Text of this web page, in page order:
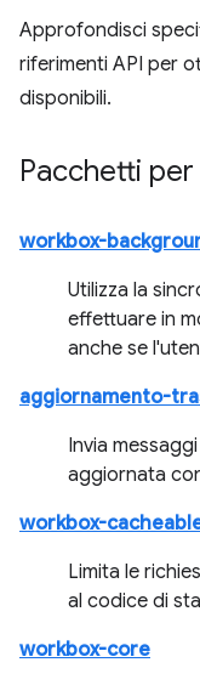
Approfondisci
riferimenti API per
disponibili.
Pacchetti
workbox-
Utilizza la
effettuare in
anche se
aggiornamento-
Invia
aggiornata
workbox-
Limita le
al codice di
workbox-core